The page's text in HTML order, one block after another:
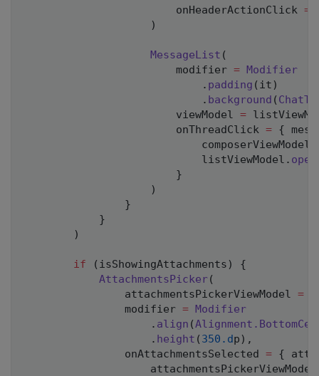
                        onHeaderActionClick
=
)
MessageList (
                        modifier
= Modifier
. padding ( it )
. background (
                        viewModel
=
                        onThreadClick
= {
                            composerViewModel
                            listViewModel
.
}
)
}
}
)
if ( isShowingAttachments )
{
AttachmentsPicker(
                attachmentsPickerViewModel
=
                modifier
= Modifier
. align (Alignment .
. height ( 350.dp ) ,
                onAttachmentsSelected
= {
                    attachmentsPickerViewModel